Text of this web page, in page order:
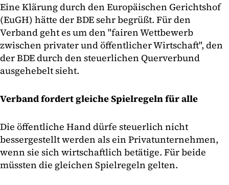
Eine Klärung durch den Europäischen Gerichtshof
(EuGH) hätte der BDE sehr begrüßt. Für den
Verband geht es um den "fairen Wettbewerb
zwischen privater und öffentlicher Wirtschaft", den
der BDE durch den steuerlichen Querverbund
ausgehebelt sieht.
Verband fordert gleiche Spielregeln für alle
Die öffentliche Hand dürfe steuerlich nicht
bessergestellt werden als ein Privatunternehmen,
wenn sie sich wirtschaftlich betätige. Für beide
müssten die gleichen Spielregeln gelten.